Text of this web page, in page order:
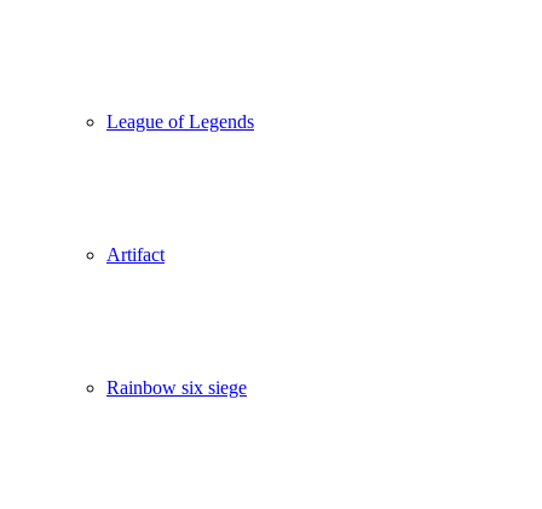
League of Legends
Artifact
Rainbow six siege